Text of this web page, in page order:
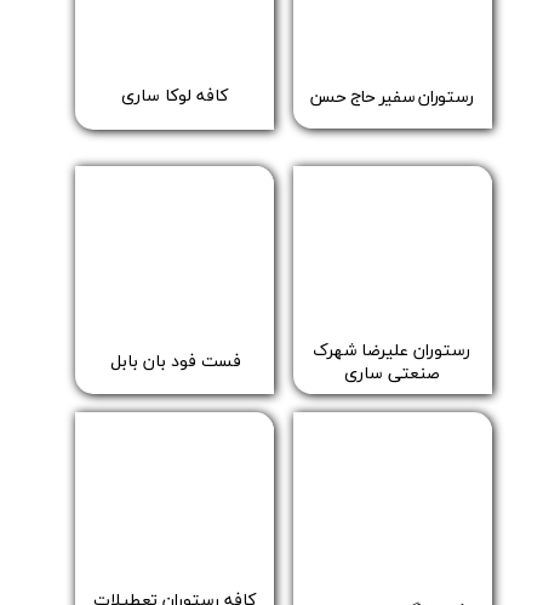
رستوران سفیر حاج حسن کافه لوکا ساری
رستوران علیرضا شهرک
صنعتی ساری
کافه رستوران تعطیلات
فست فود بان بابل